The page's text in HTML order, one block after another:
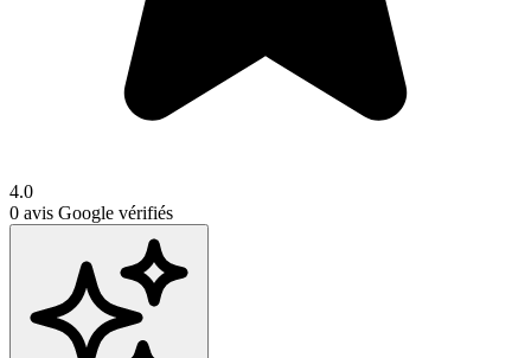
4.0
0 avis Google vérifiés